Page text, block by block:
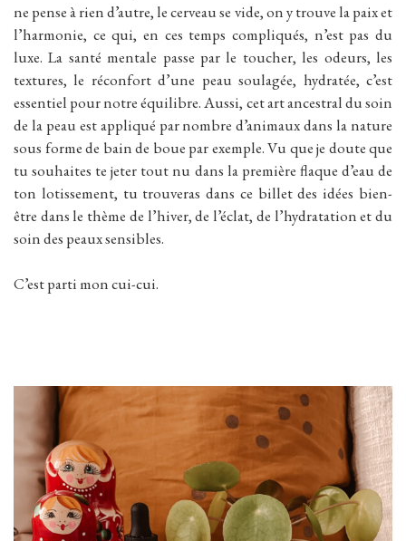
ne pense à rien d’autre, le cerveau se vide, on y trouve la paix et
l’harmonie, ce qui, en ces temps compliqués, n’est pas du
luxe. La santé mentale passe par le toucher, les odeurs, les
textures, le réconfort d’une peau soulagée, hydratée, c’est
essentiel pour notre équilibre. Aussi, cet art ancestral du soin
de la peau est appliqué par nombre d’animaux dans la nature
sous forme de bain de boue par exemple. Vu que je doute que
tu souhaites te jeter tout nu dans la première flaque d’eau de
ton lotissement, tu trouveras dans ce billet des idées bien-
être dans le thème de l’hiver, de l’éclat, de l’hydratation et du
soin des peaux sensibles.
C’est parti mon cui-cui.